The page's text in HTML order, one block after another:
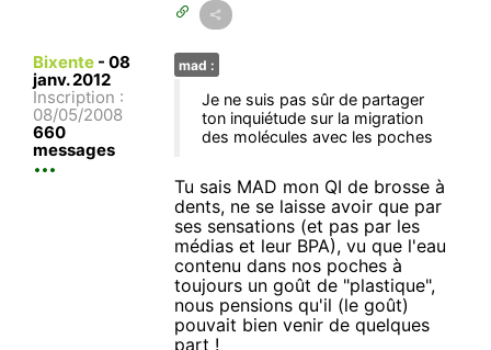
Bixente - 08
janv. 2012
Inscription :
08/05/2008
660
messages
mad :
Je ne suis pas sûr de partager
ton inquiétude sur la migration
des molécules avec les poches
Tu sais MAD mon QI de brosse à
dents, ne se laisse avoir que par
ses sensations (et pas par les
médias et leur BPA), vu que l'eau
contenu dans nos poches à
toujours un goût de "plastique",
nous pensions qu'il (le goût)
pouvait bien venir de quelques
part !